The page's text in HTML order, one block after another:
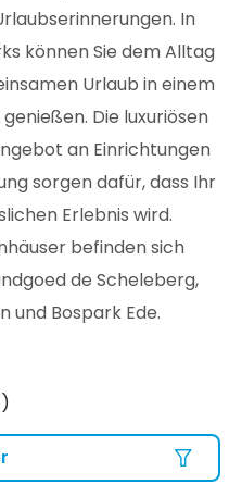
In
können Sie dem Alltag
Urlaub in einem
Die luxuriösen
an Einrichtungen
sorgen dafür, dass Ihr
Erlebnis wird.
befinden sich
de Scheleberg,
und Bospark Ede.